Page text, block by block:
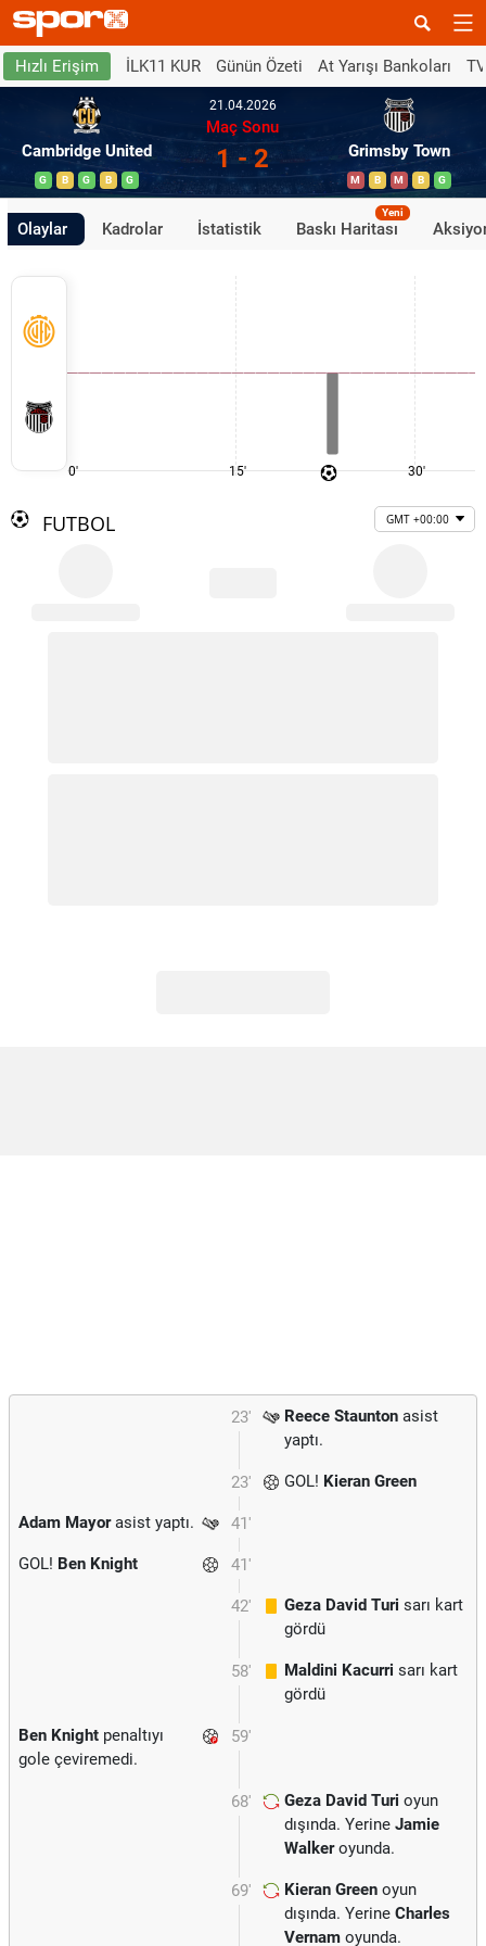
Hızlı Erişim İLK11 KUR Günün Özeti At Yarışı Bankoları
Cambridge United
G B G B G
21.04.2026
Maç Sonu
1 - 2 Grimsby Town
M B M B G
Olaylar Kadrolar İstatistik Baskı Haritası
Yeni
0' 15' 30'
FUTBOL GMT +00:00
23' Reece Staunton asist
yaptı.
23' GOL! Kieran Green
41'
Adam Mayorasist yaptı.
41'
GOL! Ben Knight
42' Geza David Turi sarı kart
gördü
58' Maldini Kacurri sarı kart
gördü
59'
Ben Knight penaltıyı
gole çeviremedi.
68' Geza David Turi oyun
dışında. Yerine Jamie
Walkeroyunda.
69' Kieran Green oyun
dışında. Yerine Charles
Vernam oyunda.